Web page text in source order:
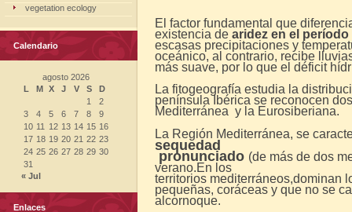
vegetation ecology
Calendario
agosto 2026
L
M X J V S
D
1
2
3
4 5 6 7 8
9
10 11 12 13 14 15 16
17 18 19 20 21 22 23
24 25 26 27 28 29 30
31
« Jul
Enlaces
El factor fundamental que
existencia de aridez en el período
escasas precipitaciones y
oceánico, al contrario, recibe
más suave, por lo que el déficit
La fitogeografía estudia la
península Ibérica se reconocen
Mediterránea y la Eurosiberiana.
La Región Mediterránea, se
sequedad
pronunciado (de más de dos
verano.En los
territorios mediterráneos,dominan
pequeñas, coráceas y que no se
alcornoque.